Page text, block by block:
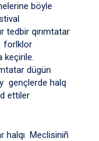
böyle
tedbir qırımtatar
forlklor
keçirile.
dügün
gençlerde halq
ettiler
halqı Meclisiniñ